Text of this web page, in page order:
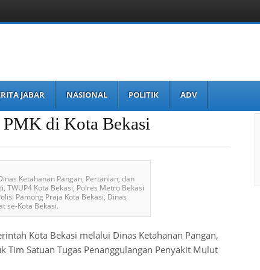
JABAR NASIONAL POLITIK ADV
PMK di Kota Bekasi
Ketahanan Pangan, Pertanian, dan
TWUP4 Kota Bekasi, Polres Metro Bekasi
Pamong Praja Kota Bekasi, Dinas
se-Kota Bekasi.
Kota Bekasi melalui Dinas Ketahanan Pangan,
Tim Satuan Tugas Penanggulangan Penyakit Mulut